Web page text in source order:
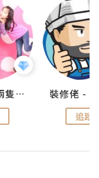
儍媽媽與兩隻小魔怪之家
追蹤